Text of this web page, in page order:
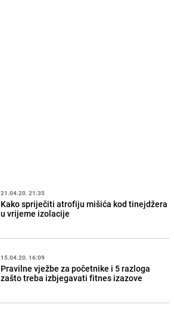
21.04.20. 21:35
Kako spriječiti atrofiju mišića kod tinejdžera
u vrijeme izolacije
15.04.20. 16:09
Pravilne vježbe za početnike i 5 razloga
zašto treba izbjegavati fitnes izazove